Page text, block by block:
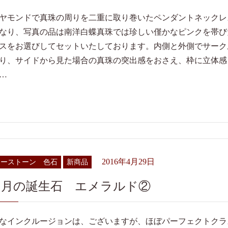
モンドで真珠の周りを二重に取り巻いたペンダントネック
り、写真の品は南洋白蝶真珠では珍しい僅かなピンクを帯
をお選びしてセットいたしております。内側と外側でサー
、サイドから見た場合の真珠の突出感をおさえ、枠に立体
…
ーストーン 色石 新商品 2016年4月29日
月の誕生石 エメラルド②
インクルージョンは、ございますが、ほぼパーフェクトク